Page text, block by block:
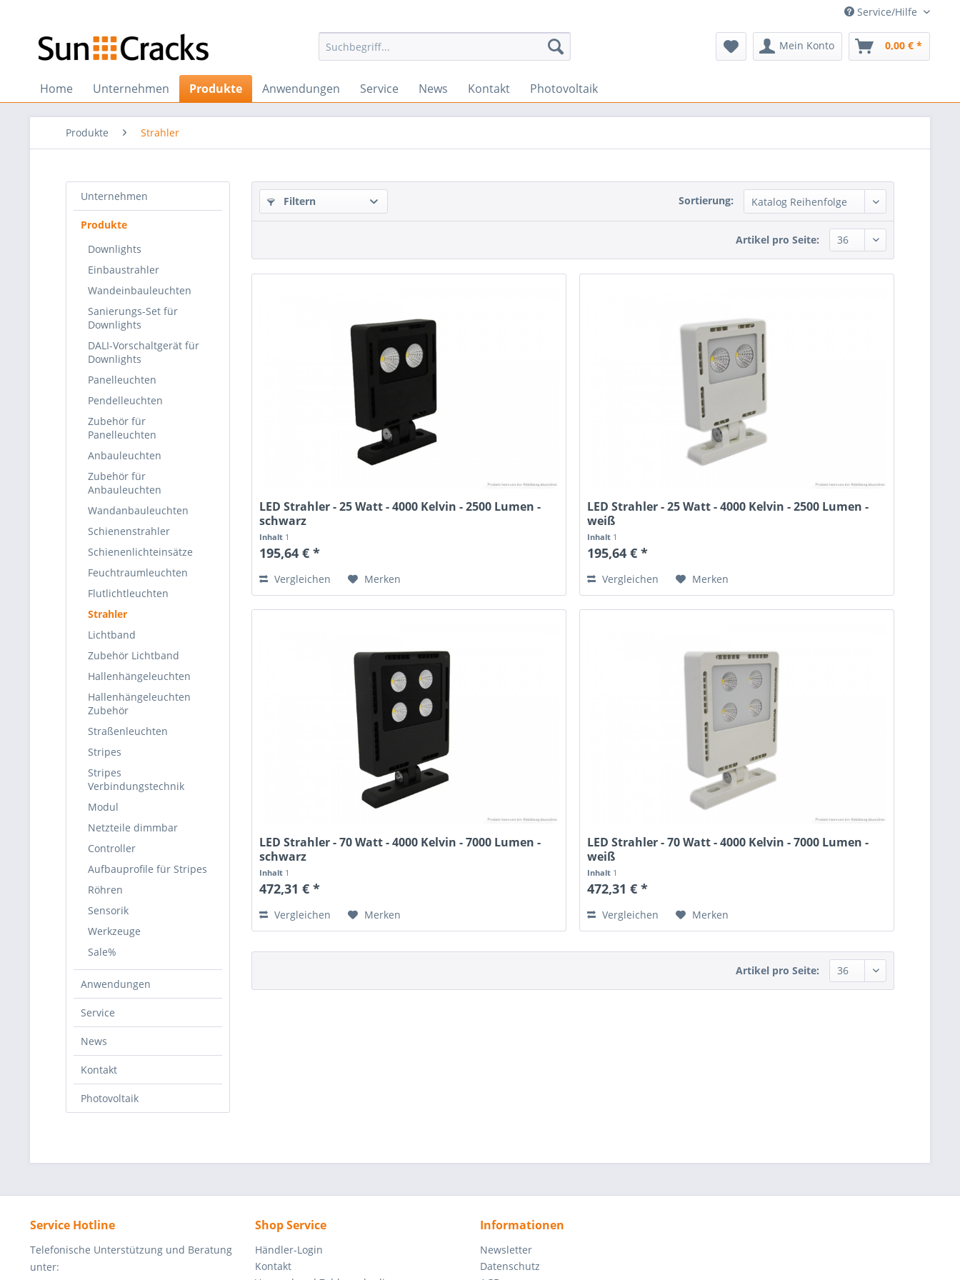
Service/Hilfe
Mein Konto 0,00 € *
Home Unternehmen Produkte Anwendungen Service News Kontakt Photovoltaik
Produkte Strahler
Unternehmen
Produkte
Downlights
Einbaustrahler
Wandeinbauleuchten
Sanierungs-Set für
Downlights
DALI-Vorschaltgerät für
Downlights
Panelleuchten
Pendelleuchten
Zubehör für
Panelleuchten
Anbauleuchten
Zubehör für
Anbauleuchten
Wandanbauleuchten
Schienenstrahler
Schienenlichteinsätze
Feuchtraumleuchten
Flutlichtleuchten
Strahler
Lichtband
Zubehör Lichtband
Hallenhängeleuchten
Hallenhängeleuchten
Zubehör
Straßenleuchten
Stripes
Stripes
Verbindungstechnik
Modul
Netzteile dimmbar
Controller
Aufbauprofile für Stripes
Röhren
Sensorik
Werkzeuge
Sale%
Anwendungen
Service
News
Kontakt
Photovoltaik
Filtern Sortierung:
Artikel pro Seite:
LED Strahler - 25 Watt - 4000 Kelvin - 2500 Lumen -
schwarz
Inhalt 1
195,64 € *
Vergleichen Merken
LED Strahler - 25 Watt - 4000 Kelvin - 2500 Lumen -
weiß
Inhalt 1
195,64 € *
Vergleichen Merken
LED Strahler - 70 Watt - 4000 Kelvin - 7000 Lumen -
schwarz
Inhalt 1
472,31 € *
Vergleichen Merken
LED Strahler - 70 Watt - 4000 Kelvin - 7000 Lumen -
weiß
Inhalt 1
472,31 € *
Vergleichen Merken
Artikel pro Seite:
Service Hotline
Telefonische Unterstützung und Beratung
unter:
Shop Service
Händler-Login
Kontakt
Informationen
Newsletter
Datenschutz